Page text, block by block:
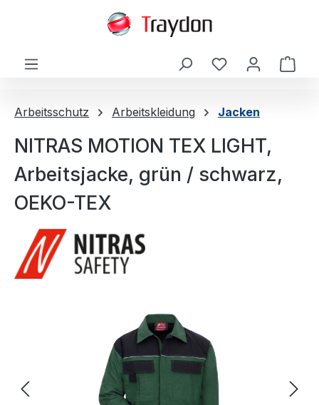
Arbeitsschutz Arbeitskleidung Jacken
NITRAS MOTION TEX LIGHT,
Arbeitsjacke, grün / schwarz,
OEKO-TEX
Bildergalerie überspringen